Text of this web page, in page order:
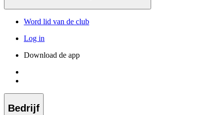
Word lid van de club
Log in
Download de app
Bedrijf